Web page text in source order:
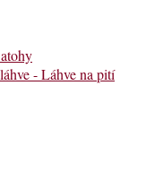
- Láhve na pití